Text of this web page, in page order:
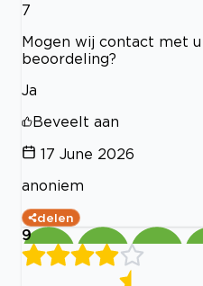
7
Mogen wij contact met
beoordeling?
Ja
Beveelt aan
17 June 2026
anoniem
delen
9